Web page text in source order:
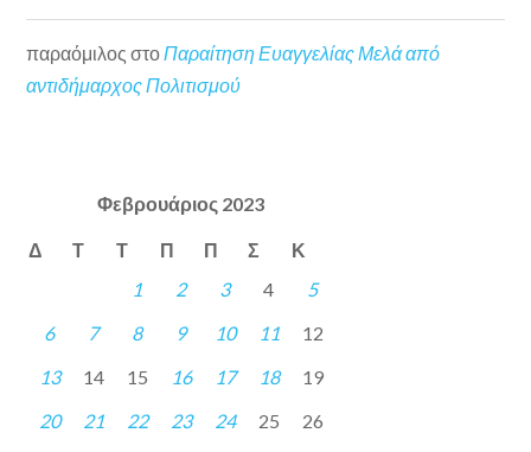
παραόμιλος στο Παραίτηση Ευαγγελίας Μελά από
αντιδήμαρχος Πολιτισμού
Φεβρουάριος 2023
Δ Τ Τ Π Π Σ Κ
1 2 3 4
5
6
7 8 9 10 11
12
13
14 15 16 17 18
19
20
21 22 23 24 25
26